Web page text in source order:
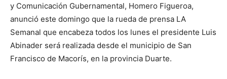
y Comunicación Gubernamental, Homero Figueroa,
anunció este domingo que la rueda de prensa LA
Semanal que encabeza todos los lunes el presidente Luis
Abinader será realizada desde el municipio de San
Francisco de Macorís, en la provincia Duarte.